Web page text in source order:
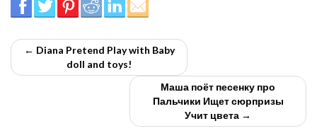
← Diana Pretend Play with Baby
doll and toys!
Маша поёт песенку про
Пальчики Ищет сюрпризы
Учит цвета →